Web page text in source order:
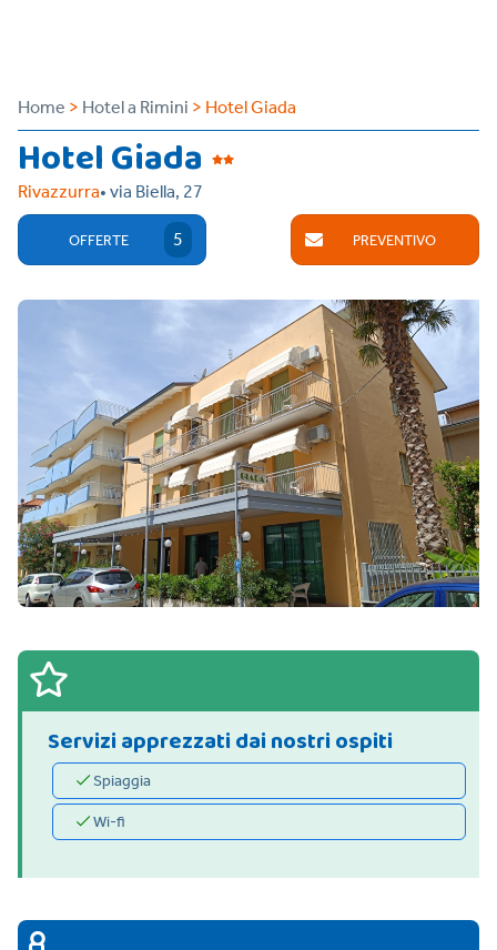
Home > Hotel a Rimini > Hotel Giada
Hotel Giada
Rivazzurra• via Biella, 27
OFFERTE 5 PREVENTIVO
Servizi apprezzati dai nostri ospiti
Spiaggia
Wi-fi